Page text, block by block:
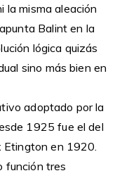
la misma aleación
Balint en la
lógica quizás
sino más bien en
adoptado por la
1925 fue el del
Etington en 1920.
función tres